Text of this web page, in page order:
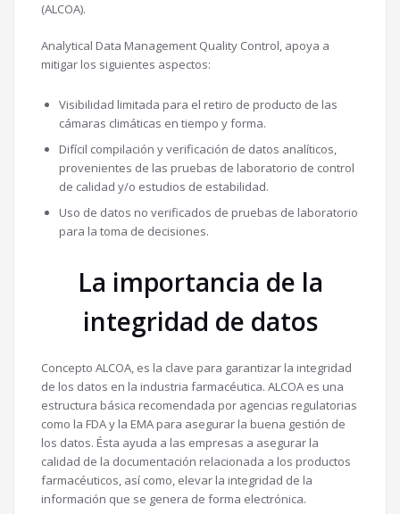
(ALCOA).
Analytical Data Management Quality Control, apoya a
mitigar los siguientes aspectos:
Visibilidad limitada para el retiro de producto de las
cámaras climáticas en tiempo y forma.
Difícil compilación y verificación de datos analíticos,
provenientes de las pruebas de laboratorio de control
de calidad y/o estudios de estabilidad.
Uso de datos no verificados de pruebas de laboratorio
para la toma de decisiones.
La importancia de la
integridad de datos
Concepto ALCOA, es la clave para garantizar la integridad
de los datos en la industria farmacéutica. ALCOA es una
estructura básica recomendada por agencias regulatorias
como la FDA y la EMA para asegurar la buena gestión de
los datos. Ésta ayuda a las empresas a asegurar la
calidad de la documentación relacionada a los productos
farmacéuticos, así como, elevar la integridad de la
información que se genera de forma electrónica.